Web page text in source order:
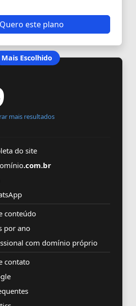
Quero este plano
Mais Escolhido
mais resultados
do site
.com.br
conteúdo
por ano
com domínio próprio
contato